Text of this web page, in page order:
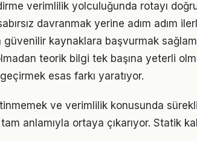
verimlilik yolculuğunda rotayı
davranmak yerine adım adım
güvenilir kaynaklara başvurmak
teorik bilgi tek başına yeterli
esas farkı yaratıyor.
ve verimlilik konusunda
anlamıyla ortaya çıkarıyor. Statik